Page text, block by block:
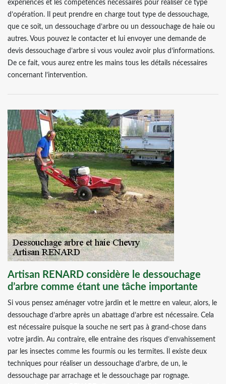
expériences et les compétences nécessaires pour réaliser ce type
d’opération. Il peut prendre en charge tout type de dessouchage,
que ce soit, un dessouchage d’arbre ou un dessouchage de haie ou
autres. Vous pouvez le contacter et lui envoyer une demande de
devis dessouchage d’arbre si vous voulez avoir plus d’informations.
De ce fait, vous aurez entre les mains tous les détails nécessaires
concernant l’intervention.
Artisan RENARD considère le dessouchage
d’arbre comme étant une tâche importante
Si vous pensez aménager votre jardin et le mettre en valeur, alors, le
dessouchage d’arbre après un abattage d’arbre est nécessaire. Cela
est nécessaire puisque la souche ne sert pas à grand-chose dans
votre jardin. Au contraire, elle entraine des risques d’envahissement
par les insectes comme les fourmis ou les termites. Il existe deux
techniques pour réaliser un dessouchage d’arbre, de un, le
dessouchage par arrachage et le dessouchage par rognage.